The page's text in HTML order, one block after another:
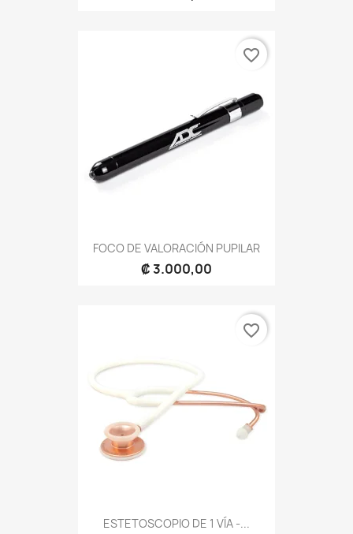
FOCO DE VALORACIÓN PUPILAR
₡ 3.000,00
favorite_border
ESTETOSCOPIO DE 1 VÍA -...
favorite_border